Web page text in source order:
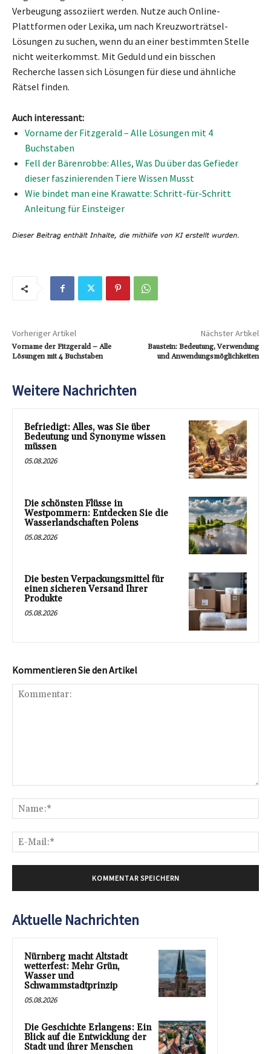
Verbeugung assoziiert werden. Nutze auch Online-
Plattformen oder Lexika, um nach Kreuzworträtsel-
Lösungen zu suchen, wenn du an einer bestimmten Stelle
nicht weiterkommst. Mit Geduld und ein bisschen
Recherche lassen sich Lösungen für diese und ähnliche
Rätsel finden.
Auch interessant:
Vorname der Fitzgerald – Alle Lösungen mit 4
Buchstaben
Fell der Bärenrobbe: Alles, Was Du über das Gefieder
dieser faszinierenden Tiere Wissen Musst
Wie bindet man eine Krawatte: Schritt-für-Schritt
Anleitung für Einsteiger
Vorheriger Artikel
Vorname der Fitzgerald – Alle
Lösungen mit 4 Buchstaben
Nächster Artikel
Baustein: Bedeutung, Verwendung
und Anwendungsmöglichkeiten
Weitere Nachrichten
Befriedigt: Alles, was Sie über
Bedeutung und Synonyme wissen
müssen
05.08.2026
Die schönsten Flüsse in
Westpommern: Entdecken Sie die
Wasserlandschaften Polens
05.08.2026
Die besten Verpackungsmittel für
einen sicheren Versand Ihrer
Produkte
05.08.2026
Kommentieren Sie den Artikel
Aktuelle Nachrichten
Nürnberg macht Altstadt
wetterfest: Mehr Grün,
Wasser und
Schwammstadtprinzip
05.08.2026
Die Geschichte Erlangens: Ein
Blick auf die Entwicklung der
Stadt und ihrer Menschen